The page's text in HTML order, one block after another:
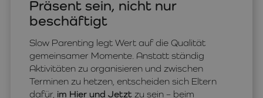
Präsent sein, nicht nur
beschäftigt
Slow Parenting legt Wert auf die Qualität
gemeinsamer Momente. Anstatt ständig
Aktivitäten zu organisieren und zwischen
Terminen zu hetzen, entscheiden sich Eltern
dafür, im Hier und Jetzt zu sein – beim